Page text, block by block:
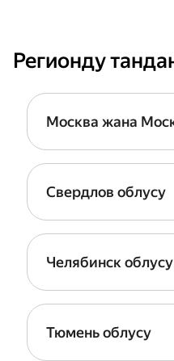
Регионду
Москва жана
Свердлов облусу
Челябинск облусу
Тюмень облусу